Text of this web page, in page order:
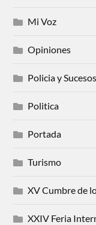
Mi Voz
Opiniones
Policia y Sucesos
Politica
Portada
Turismo
XV Cumbre de
XXIV Feria